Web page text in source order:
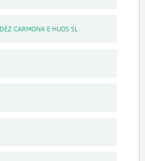
CARMONA E HIJOS SL